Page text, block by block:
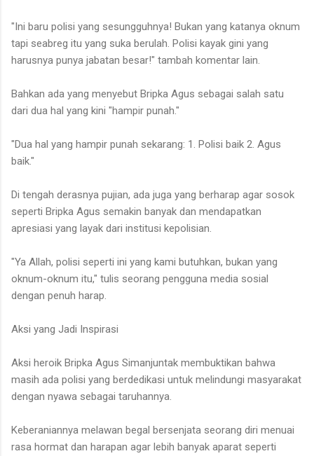
"Ini baru polisi yang sesungguhnya! Bukan yang katanya oknum
tapi seabreg itu yang suka berulah. Polisi kayak gini yang
harusnya punya jabatan besar!" tambah komentar lain.
Bahkan ada yang menyebut Bripka Agus sebagai salah satu
dari dua hal yang kini "hampir punah."
"Dua hal yang hampir punah sekarang: 1. Polisi baik 2. Agus
baik."
Di tengah derasnya pujian, ada juga yang berharap agar sosok
seperti Bripka Agus semakin banyak dan mendapatkan
apresiasi yang layak dari institusi kepolisian.
"Ya Allah, polisi seperti ini yang kami butuhkan, bukan yang
oknum-oknum itu," tulis seorang pengguna media sosial
dengan penuh harap.
Aksi yang Jadi Inspirasi
Aksi heroik Bripka Agus Simanjuntak membuktikan bahwa
masih ada polisi yang berdedikasi untuk melindungi masyarakat
dengan nyawa sebagai taruhannya.
Keberaniannya melawan begal bersenjata seorang diri menuai
rasa hormat dan harapan agar lebih banyak aparat seperti